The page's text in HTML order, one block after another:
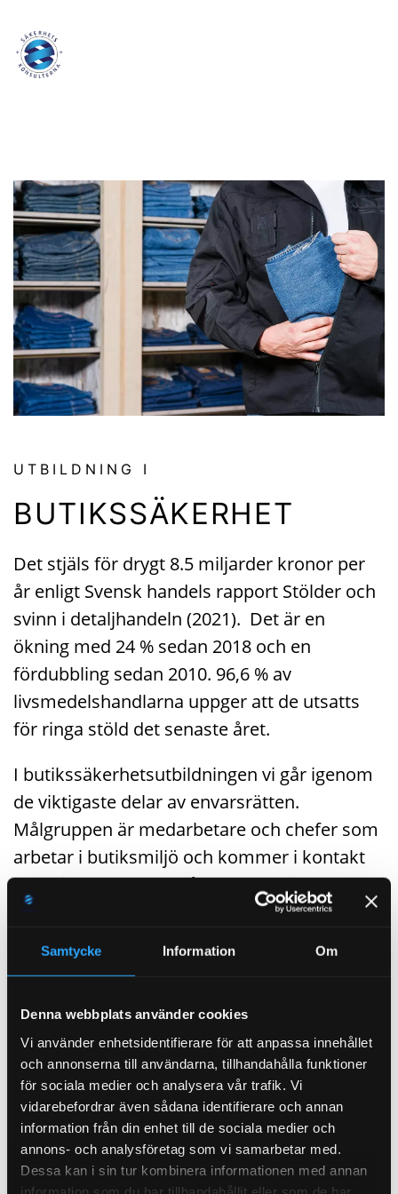
Samtycke Information Om
Denna webbplats använder cookies
Vi använder enhetsidentifierare för att anpassa innehållet
och annonserna till användarna, tillhandahålla funktioner
för sociala medier och analysera vår trafik. Vi
vidarebefordrar även sådana identifierare och annan
information från din enhet till de sociala medier och
annons- och analysföretag som vi samarbetar med.
Dessa kan i sin tur kombinera informationen med annan
UTBILDNING I
BUTIKSSÄKERHET
Det stjäls för drygt 8.5 miljarder kronor per
år enligt Svensk handels rapport Stölder och
svinn i detaljhandeln (2021). Det är en
ökning med 24 % sedan 2018 och en
fördubbling sedan 2010. 96,6 % av
livsmedelshandlarna uppger att de utsatts
för ringa stöld det senaste året.
I butikssäkerhetsutbildningen vi går igenom
de viktigaste delar av envarsrätten.
Målgruppen är medarbetare och chefer som
arbetar i butiksmiljö och kommer i kontakt
med tillgreppsbrott, rån, bedrägerier eller
skadegörelse.
Innehåll:
rättssäkerhet
De 10 vanligaste brotten i butik
Lagstöd för ingripande mot misstänkta
Nödvärn och självförsvar
Tillträdesförbud i butik